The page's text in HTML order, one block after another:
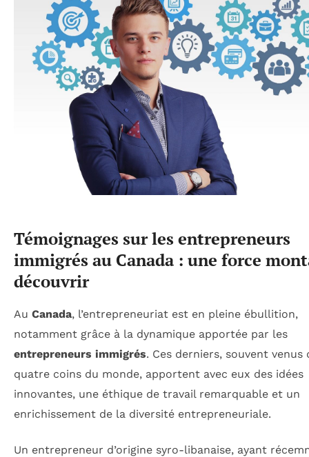
Témoignages sur les entrepreneurs
immigrés au Canada : une force
découvrir
Au Canada, l’entrepreneuriat est en pleine ébullition,
notamment grâce à la dynamique apportée par les
entrepreneurs immigrés. Ces derniers, souvent venus
quatre coins du monde, apportent avec eux des idées
innovantes, une éthique de travail remarquable et un
enrichissement de la diversité entrepreneuriale.
Un entrepreneur d’origine syro-libanaise, ayant